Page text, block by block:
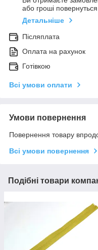
або гроші
Детальніше
Післяплата
Оплата на рахунок
Готівкою
Всі умови оплати
Умови повернення
Повернення товару
Всі умови повернення
Подібні товари